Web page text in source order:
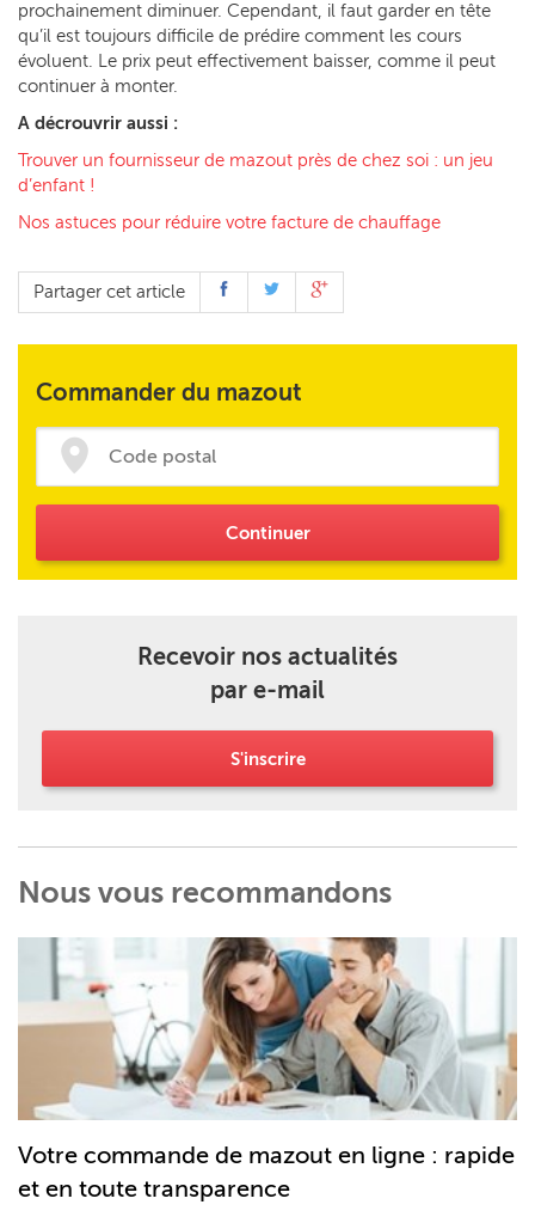
prochainement diminuer. Cependant, il faut garder en tête
qu’il est toujours difficile de prédire comment les cours
évoluent. Le prix peut effectivement baisser, comme il peut
continuer à monter.
A décrouvrir aussi :
Trouver un fournisseur de mazout près de chez soi : un jeu
d’enfant !
Nos astuces pour réduire votre facture de chauffage
Partager cet article
Commander du mazout
Continuer
Recevoir nos actualités
par e-mail
S'inscrire
Nous vous recommandons
Votre commande de mazout en ligne : rapide
et en toute transparence